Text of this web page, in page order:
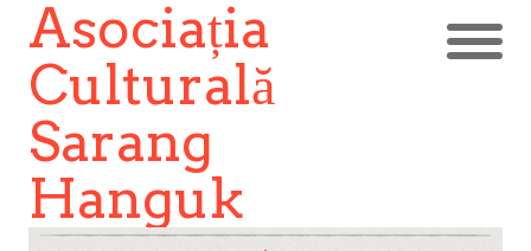
Asociația
Culturală
Sarang
Hanguk